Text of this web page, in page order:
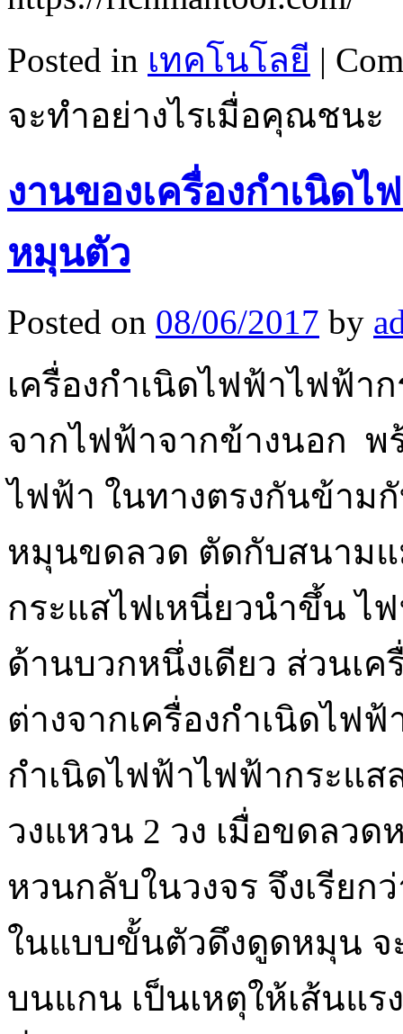
Posted in เทคโนโลยี |
จะทำอย่างไรเมื่อคุณชนะ
งานของเครื่องกำเนิด
หมุนตัว
Posted on 08/06/2017 by
เครื่องกำเนิดไฟฟ้าไฟฟ้า
จากไฟฟ้าจากข้างนอก พ
ไฟฟ้า ในทางตรงกันข้าม
หมุนขดลวด ตัดกับสนามแ
กระแสไฟเหนี่ยวนำขึ้น ไ
ด้านบวกหนึ่งเดียว ส่วนเ
ต่างจากเครื่องกำเนิดไฟฟ้
กำเนิดไฟฟ้าไฟฟ้ากระแ
วงแหวน 2 วง เมื่อขดลว
หวนกลับในวงจร จึงเรีย
ในแบบขั้นตัวดึงดูดหมุน จ
บนแกน เป็นเหตุให้เส้นแ